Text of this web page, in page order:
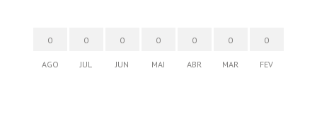
0
AGO
0
JUL
0
JUN
0
MAI
0
ABR
0
MAR
0
FEV